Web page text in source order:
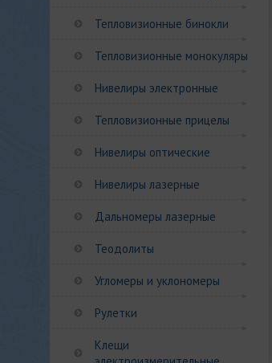
Тепловизионные бинокли
Тепловизионные монокуляры
Нивелиры электронные
Тепловизионные прицелы
Нивелиры оптические
Нивелиры лазерные
Дальномеры лазерные
Теодолиты
Угломеры и уклономеры
Рулетки
Клещи